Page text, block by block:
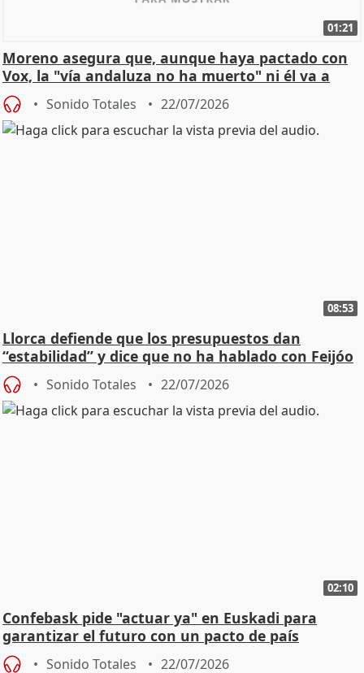
01:21
Moreno asegura que, aunque haya pactado con
Vox, la "vía andaluza no ha muerto" ni él va a
"cambiar"
Sonido Totales 22/07/2026
08:53
Llorca defiende que los presupuestos dan
“estabilidad” y dice que no ha hablado con Feijóo
Sonido Totales 22/07/2026
02:10
Confebask pide "actuar ya" en Euskadi para
garantizar el futuro con un pacto de país
Sonido Totales 22/07/2026